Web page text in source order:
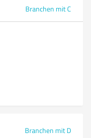
Branchen mit C
Branchen mit D